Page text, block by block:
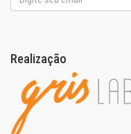
Realização